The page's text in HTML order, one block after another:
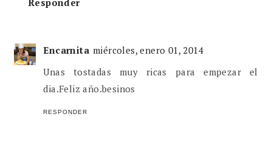
Responder
Encarnita miércoles, enero 01, 2014
Unas tostadas muy ricas para empezar el
dia.Feliz año.besinos
RESPONDER